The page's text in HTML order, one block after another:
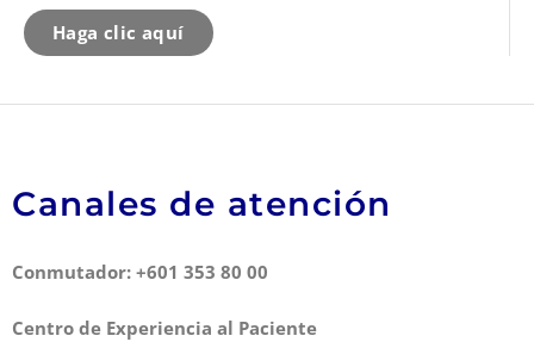
Haga clic aquí
Canales de atención
Conmutador: +601 353 80 00
Centro de Experiencia al Paciente